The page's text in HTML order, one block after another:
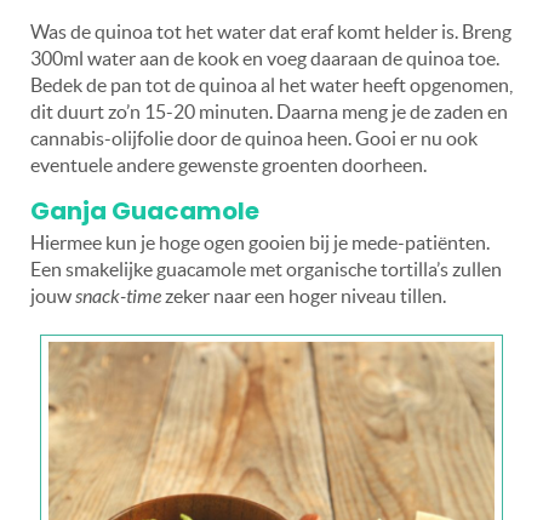
Was de quinoa tot het water dat eraf komt helder is. Breng
300ml water aan de kook en voeg daaraan de quinoa toe.
Bedek de pan tot de quinoa al het water heeft opgenomen,
dit duurt zo’n 15-20 minuten. Daarna meng je de zaden en
cannabis-olijfolie door de quinoa heen. Gooi er nu ook
eventuele andere gewenste groenten doorheen.
Ganja Guacamole
Hiermee kun je hoge ogen gooien bij je mede-patiënten.
Een smakelijke guacamole met organische tortilla’s zullen
jouwsnack-timezeker naar een hoger niveau tillen.